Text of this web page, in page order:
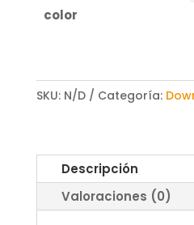
color
SKU: N/D Categoría:
Descripción
Valoraciones (0)